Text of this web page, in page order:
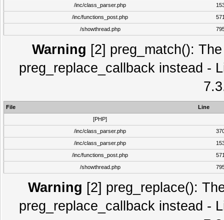
/inc/class_parser.php
/inc/functions_post.php
/showthread.php
Warning [2] preg_match():
preg_replace_callback instead -
File
Line
[PHP]
/inc/class_parser.php
/inc/class_parser.php
/inc/functions_post.php
/showthread.php
Warning [2] preg_replace():
preg_replace_callback instead -